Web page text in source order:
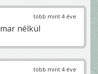
több mint 4 éve
nélkül
több mint 4 éve